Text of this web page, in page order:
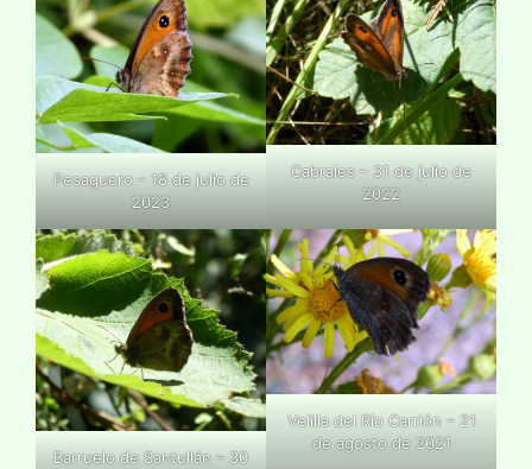
Pesaguero – 18 de julio de
2023
Cabrales – 31 de julio de
2022
Barruelo de Santullán – 30
Velilla del Río Carrión – 21
de agosto de 2021